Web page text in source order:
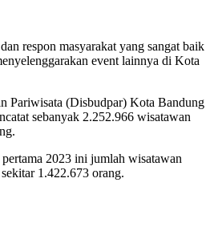
respon masyarakat yang sangat baik
event lainnya di Kota
Pariwisata (Disbudpar) Kota Bandung
sebanyak 2.252.966 wisatawan
2023 ini jumlah wisatawan
1.422.673 orang.